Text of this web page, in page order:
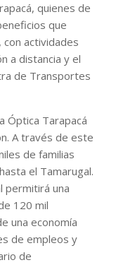
quienes de
que
actividades
a distancia y el
de Transportes
Óptica Tarapacá
A través de este
de familias
el Tamarugal.
permitirá una
120 mil
una economía
de empleos y
de